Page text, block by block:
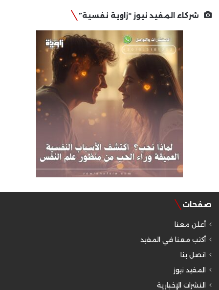
شركاء المفيد نيوز “زاوية نفسية”
صفحات
أعلن معنا
أكتب معنا في المفيد
اتصل بنا
المفيد نيوز
النشرات الإخبارية